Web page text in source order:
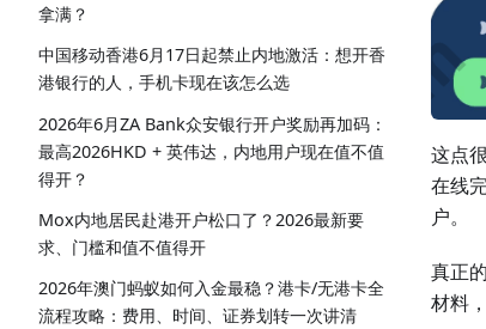
拿满？
中国移动香港6月17日起禁止内地激活：想开香
港银行的人，手机卡现在该怎么选
2026年6月ZA Bank众安银行开户奖励再加码：
最高2026HKD + 英伟达，内地用户现在值不值
得开？
Mox内地居民赴港开户松口了？2026最新要
求、门槛和值不值得开
2026年澳门蚂蚁如何入金最稳？港卡/无港卡全
流程攻略：费用、时间、证券划转一次讲清
这点
在线
户。
真正
材料